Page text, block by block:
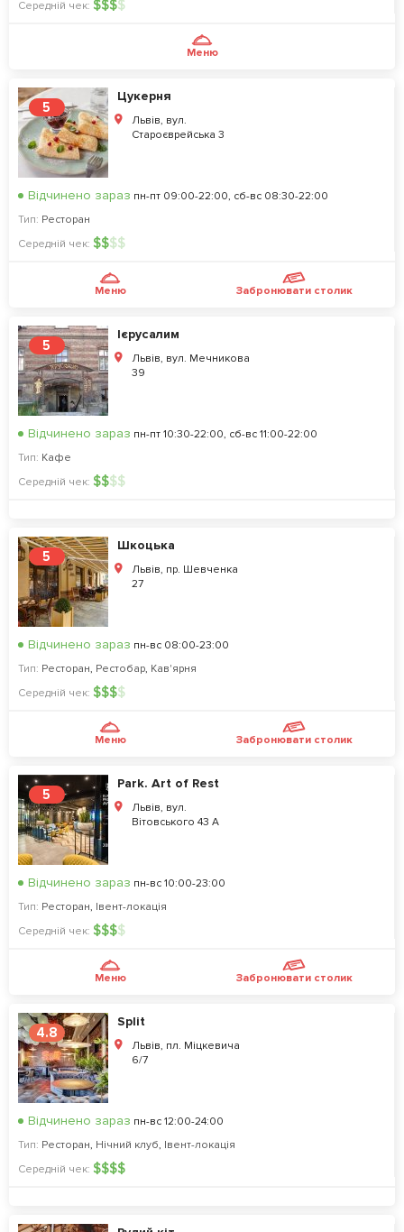
Середній чек: $$$$
Меню
5
Цукерня
Львів, вул.
Староєврейська 3
Відчинено зараз пн-пт 09:00-22:00, сб-вс 08:30-22:00
Тип: Ресторан
Середній чек: $$$$
Меню Забронювати столик
5
Ієрусалим
Львів, вул. Мечникова
39
Відчинено зараз пн-пт 10:30-22:00, сб-вс 11:00-22:00
Тип: Кафе
Середній чек: $$$$
5
Шкоцька
Львів, пр. Шевченка
27
Відчинено зараз пн-вс 08:00-23:00
Тип: Ресторан, Рестобар, Кав'ярня
Середній чек: $$$$
Меню Забронювати столик
5
Park. Art of Rest
Львів, вул.
Вітовського 43 А
Відчинено зараз пн-вс 10:00-23:00
Тип: Ресторан, Івент-локація
Середній чек: $$$$
Меню Забронювати столик
4.8
Split
Львів, пл. Міцкевича
6/7
Відчинено зараз пн-вс 12:00-24:00
Тип: Ресторан, Нічний клуб, Івент-локація
Середній чек: $$$$